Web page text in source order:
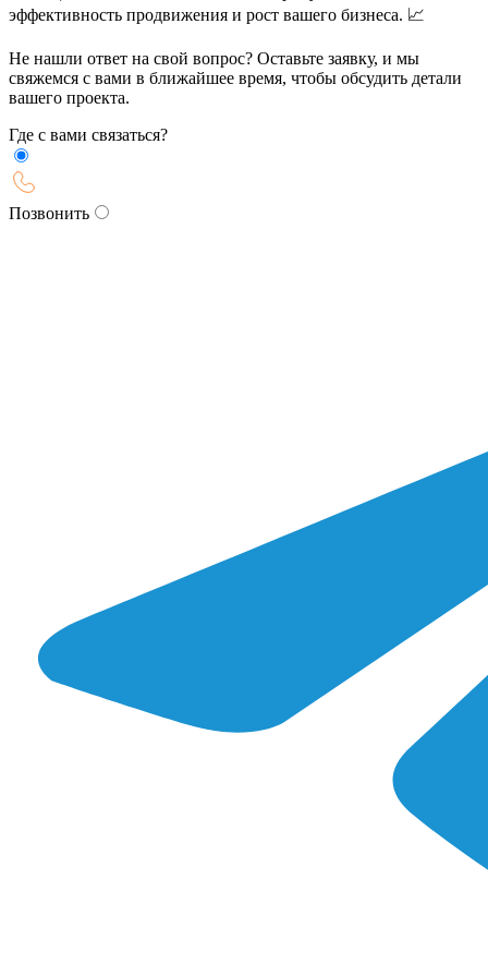
эффективность продвижения и рост вашего бизнеса. 📈
Не нашли ответ на свой вопрос? Оставьте заявку, и мы
свяжемся с вами в ближайшее время, чтобы обсудить детали
вашего проекта.
Где с вами связаться?
Позвонить